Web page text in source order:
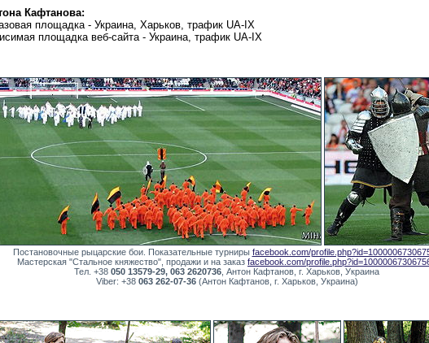
Кафтанова:
площадка - Украина, Харьков, трафик UA-IX
площадка веб-сайта - Украина, трафик UA-IX
Постановочные рыцарские бои. Показательные турниры facebook.com/
Мастерская "Стальное княжество", продажи и на заказ facebook.com/
Тел. +38 050 13579-29, 063 2620736 , Антон Кафтанов, г. Харьков, Украина
Viber: +38 063 262-07-36(Антон Кафтанов, г. Харьков, Украина)